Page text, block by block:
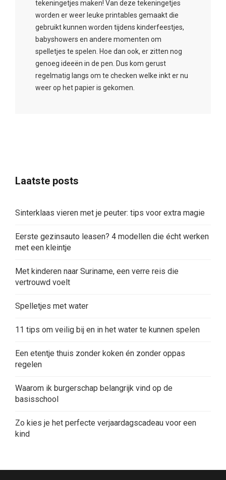
tekeningetjes maken! Van deze tekeningetjes
worden er weer leuke printables gemaakt die
gebruikt kunnen worden tijdens kinderfeestjes,
babyshowers en andere momenten om
spelletjes te spelen. Hoe dan ook, er zitten nog
genoeg ideeën in de pen. Dus kom gerust
regelmatig langs om te checken welke inkt er nu
weer op het papier is gekomen.
Laatste posts
Sinterklaas vieren met je peuter: tips voor extra magie
Eerste gezinsauto leasen? 4 modellen die écht werken
met een kleintje
Met kinderen naar Suriname, een verre reis die
vertrouwd voelt
Spelletjes met water
11 tips om veilig bij en in het water te kunnen spelen
Een etentje thuis zonder koken én zonder oppas
regelen
Waarom ik burgerschap belangrijk vind op de
basisschool
Zo kies je het perfecte verjaardagscadeau voor een
kind